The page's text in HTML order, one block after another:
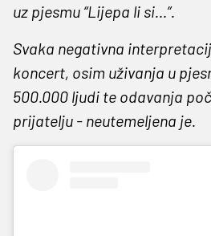
uz pjesmu “Lijepa li si…”.
Svaka negativna
koncert, osim uživanja u
500.000 ljudi te odavanja
prijatelju - neutemeljena je.